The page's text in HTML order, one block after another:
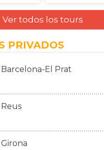
Ver todos los tours
PRIVADOS
El Prat